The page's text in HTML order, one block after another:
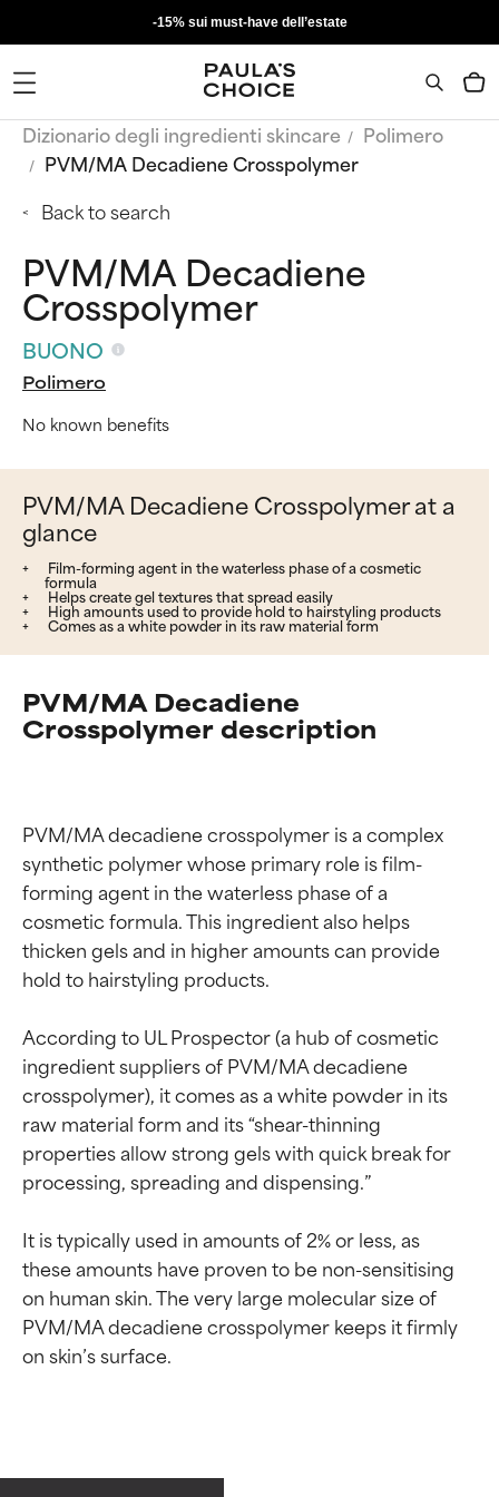
-15% sui must-have dell’estate
Dizionario degli ingredienti skincare
Polimero
PVM/MA Decadiene Crosspolymer
Back to search
PVM/MA Decadiene
Crosspolymer
BUONO
Polimero
No known benefits
PVM/MA Decadiene Crosspolymer at a
glance
Film-forming agent in the waterless phase of a cosmetic
formula
Helps create gel textures that spread easily
High amounts used to provide hold to hairstyling products
Comes as a white powder in its raw material form
PVM/MA Decadiene
Crosspolymer description
PVM/MA decadiene crosspolymer is a complex
synthetic polymer whose primary role is film-
forming agent in the waterless phase of a
cosmetic formula. This ingredient also helps
thicken gels and in higher amounts can provide
hold to hairstyling products.
According to UL Prospector (a hub of cosmetic
ingredient suppliers of PVM/MA decadiene
crosspolymer), it comes as a white powder in its
raw material form and its “shear-thinning
properties allow strong gels with quick break for
processing, spreading and dispensing.”
It is typically used in amounts of 2% or less, as
these amounts have proven to be non-sensitising
on human skin. The very large molecular size of
PVM/MA decadiene crosspolymer keeps it firmly